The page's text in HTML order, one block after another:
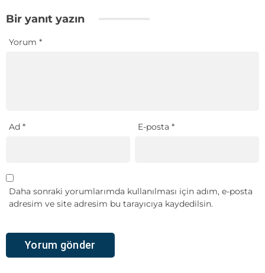
Bir yanıt yazın
Yorum *
Ad * E-posta*
Daha sonraki yorumlarımda kullanılması için adım, e-posta
adresim ve site adresim bu tarayıcıya kaydedilsin.